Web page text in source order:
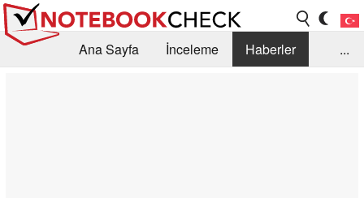
Ana Sayfa İnceleme
Haberler
...